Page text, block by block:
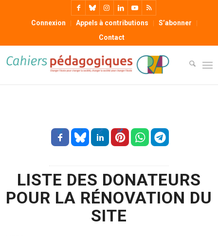
Connexion Appels à contributions
S’abonner
Contact
LISTE DES DONATEURS
POUR LA RÉNOVATION DU
SITE